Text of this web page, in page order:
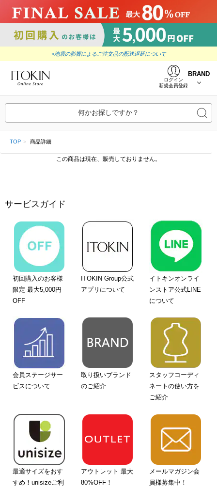
>地震の影響によるご注文品の配送遅延について
ログイン
新規会員登録
BRAND
何かお探しですか？
TOP 商品詳細
この商品は現在、販売しておりません。
サービスガイド
初回購入のお客様
限定 最大5,000円
OFF
ITOKIN Group公式
アプリについて
イトキンオンライ
ンストア公式LINE
について
会員ステージサー
ビスについて
取り扱いブランド
のご紹介
スタッフコーディ
ネートの使い方を
ご紹介
最適サイズをおす
すめ！unisizeご利
アウトレット 最大
80%OFF！
メールマガジン会
員様募集中！